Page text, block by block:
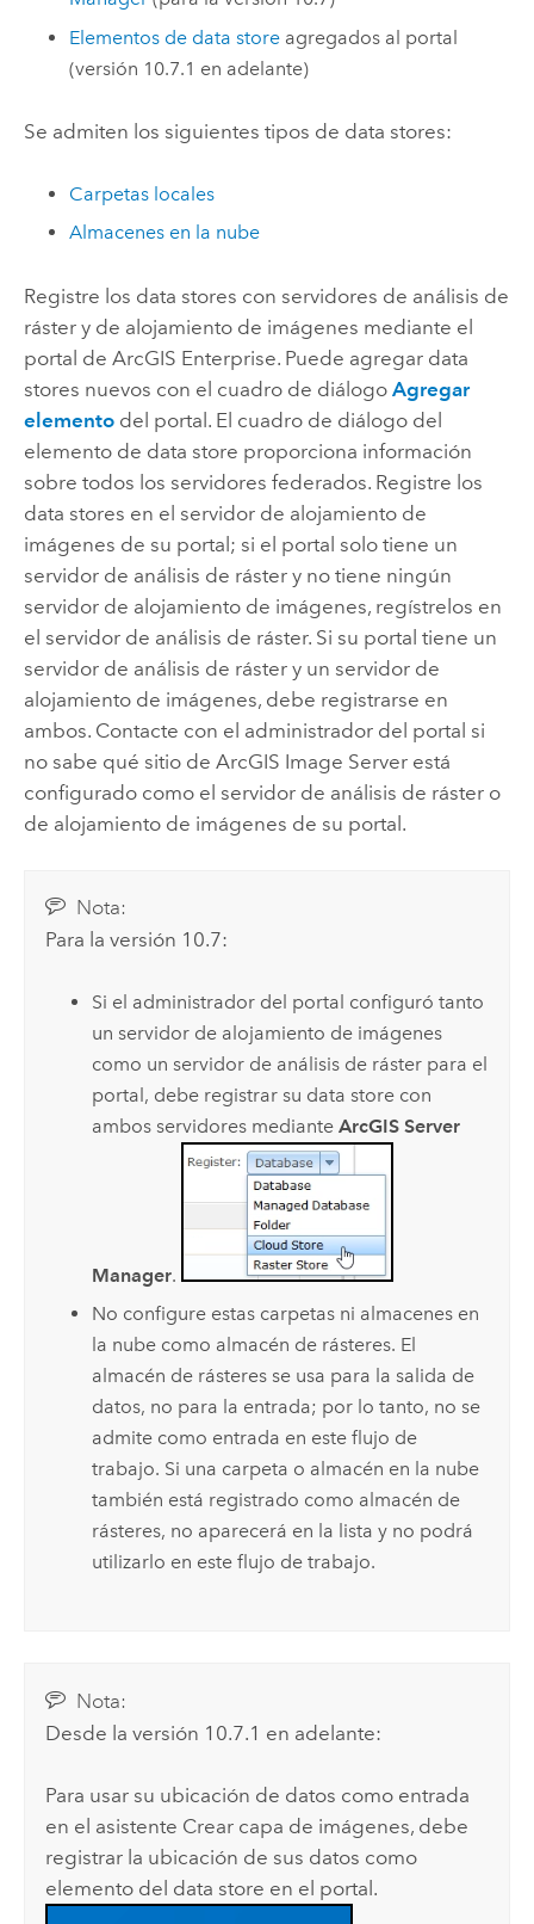
Elementos de data store agregados al portal
(versión 10.7.1 en adelante)
Se admiten los siguientes tipos de data stores:
Carpetas locales
Almacenes en la nube
Registre los data stores con servidores de análisis de
ráster y de alojamiento de imágenes mediante el
portal de ArcGIS Enterprise. Puede agregar data
stores nuevos con el cuadro de diálogo Agregar
elementodel portal. El cuadro de diálogo del
elemento de data store proporciona información
sobre todos los servidores federados. Registre los
data stores en el servidor de alojamiento de
imágenes de su portal; si el portal solo tiene un
servidor de análisis de ráster y no tiene ningún
servidor de alojamiento de imágenes, regístrelos en
el servidor de análisis de ráster. Si su portal tiene un
servidor de análisis de ráster y un servidor de
alojamiento de imágenes, debe registrarse en
ambos. Contacte con el administrador del portal si
no sabe qué sitio de ArcGIS Image Serverestá
configurado como el servidor de análisis de ráster o
de alojamiento de imágenes de su portal.
Nota:
Para la versión 10.7:
Si el administrador del portal configuró tanto
un servidor de alojamiento de imágenes
como un servidor de análisis de ráster para el
portal, debe registrar su data store con
ambos servidores mediante ArcGIS Server
Manager.
No configure estas carpetas ni almacenes en
la nube como almacén de rásteres. El
almacén de rásteres se usa para la salida de
datos, no para la entrada; por lo tanto, no se
admite como entrada en este flujo de
trabajo. Si una carpeta o almacén en la nube
también está registrado como almacén de
rásteres, no aparecerá en la lista y no podrá
utilizarlo en este flujo de trabajo.
Nota:
Desde la versión 10.7.1 en adelante:
Para usar su ubicación de datos como entrada
en el asistente Crear capa de imágenes, debe
registrar la ubicación de sus datos como
elemento del data store en el portal.